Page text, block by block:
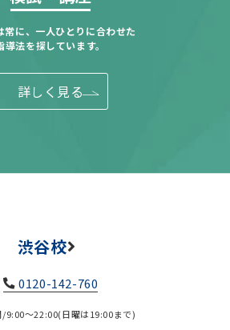
常に、一人ひとりに合わせた
導法を探しています。
詳しく見る
渋谷校
0120-142-760
/9:00～22:00(日曜は19:00まで)